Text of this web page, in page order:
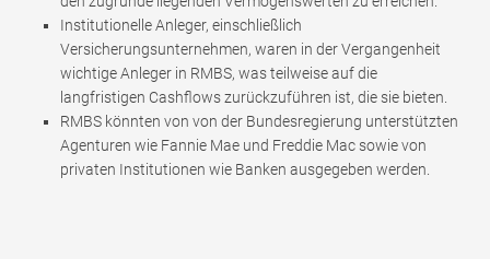
Institutionelle Anleger, einschließlich
Versicherungsunternehmen, waren in der Vergangenheit
wichtige Anleger in RMBS, was teilweise auf die
langfristigen Cashflows zurückzuführen ist, die sie bieten.
RMBS könnten von von der Bundesregierung unterstützten
Agenturen wie Fannie Mae und Freddie Mac sowie von
privaten Institutionen wie Banken ausgegeben werden.